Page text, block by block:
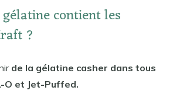
contient les
?
de la gélatine casher dans tous
O et Jet-Puffed.